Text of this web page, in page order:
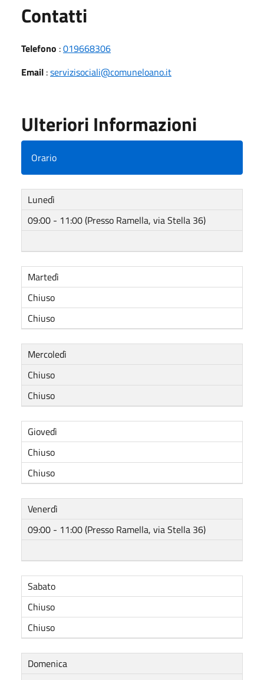
Contatti
Telefono :019668306
Email :servizisociali@comuneloano.it
Ulteriori Informazioni
Orario
Lunedì
09:00 - 11:00 (Presso Ramella, via Stella 36)
Martedì
Chiuso
Chiuso
Mercoledì
Chiuso
Chiuso
Giovedì
Chiuso
Chiuso
Venerdì
09:00 - 11:00 (Presso Ramella, via Stella 36)
Sabato
Chiuso
Chiuso
Domenica